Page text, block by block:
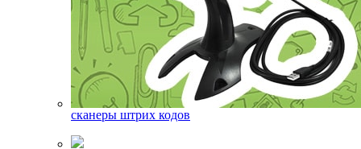
сканеры штрих кодов